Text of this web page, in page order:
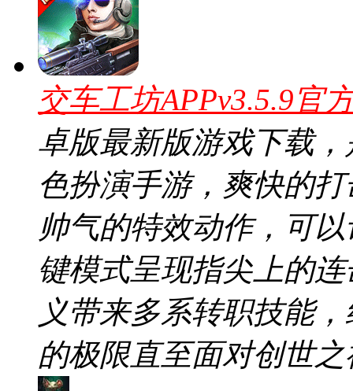
交车工坊APPv3.5.9官
卓版最新版游戏下载
色扮演手游，爽快的
帅气的特效动作，可
键模式呈现指尖上的
义带来多系转职技能
的极限直至面对创世